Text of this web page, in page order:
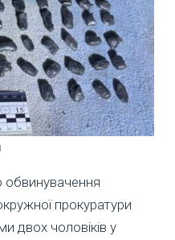
обвинувачення
прокуратури
двох чоловіків у